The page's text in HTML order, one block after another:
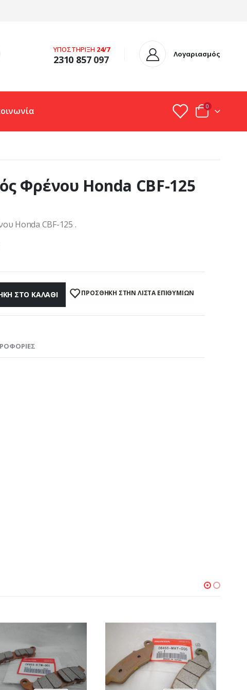
ΥΠΟΣΤΗΡΙΞΗ 24/7
2310 857097 Λογαριασμός
0
Φρένου Honda CBF-125
Honda CBF-125 .
ΣΤΟ ΚΑΛΆΘΙ ΠΡΌΣΘΉΚΗ ΣΤΗΝ ΛΊΣΤΑ ΕΠΙΘΥΜΙΏΝ